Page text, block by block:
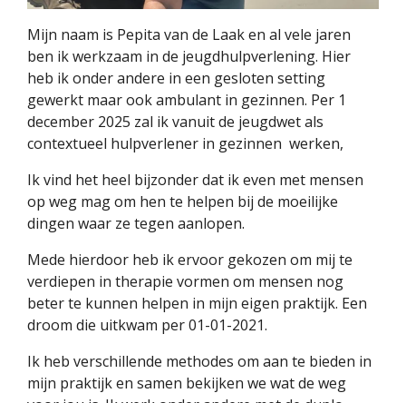
Mijn naam is Pepita van de Laak en al vele jaren
ben ik werkzaam in de jeugdhulpverlening. Hier
heb ik onder andere in een gesloten setting
gewerkt maar ook ambulant in gezinnen. Per 1
december 2025 zal ik vanuit de jeugdwet als
contextueel hulpverlener in gezinnen werken,
Ik vind het heel bijzonder dat ik even met mensen
op weg mag om hen te helpen bij de moeilijke
dingen waar ze tegen aanlopen.
Mede hierdoor heb ik ervoor gekozen om mij te
verdiepen in therapie vormen om mensen nog
beter te kunnen helpen in mijn eigen praktijk. Een
droom die uitkwam per 01-01-2021.
Ik heb verschillende methodes om aan te bieden in
mijn praktijk en samen bekijken we wat de weg